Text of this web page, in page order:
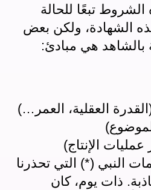
تبعًا للحالة
الشهادة، ولكن بعض
بالشاهد هي مبادئ:
العقلية، العمر…)
الإنتاج)
النبي (*) التي تحذرنا
ذات يوم، كان